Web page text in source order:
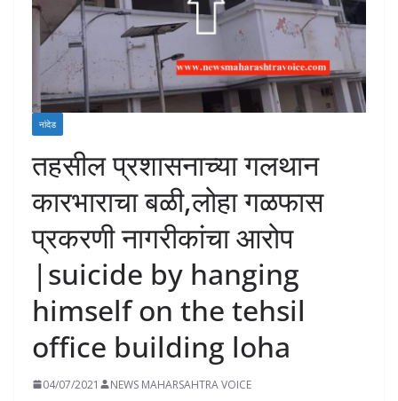
नांदेड
तहसील प्रशासनाच्या गलथान
कारभाराचा बळी,लोहा गळफास
प्रकरणी नागरीकांचा आरोप
|suicide by hanging
himself on the tehsil
office building loha
04/07/2021 NEWS MAHARSAHTRA VOICE